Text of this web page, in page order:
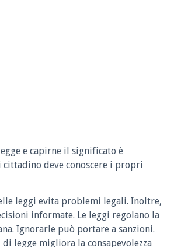
e capirne il significato è
cittadino deve conoscere i propri
leggi evita problemi legali. Inoltre,
informate. Le leggi regolano la
Ignorarle può portare a sanzioni.
legge migliora la consapevolezza